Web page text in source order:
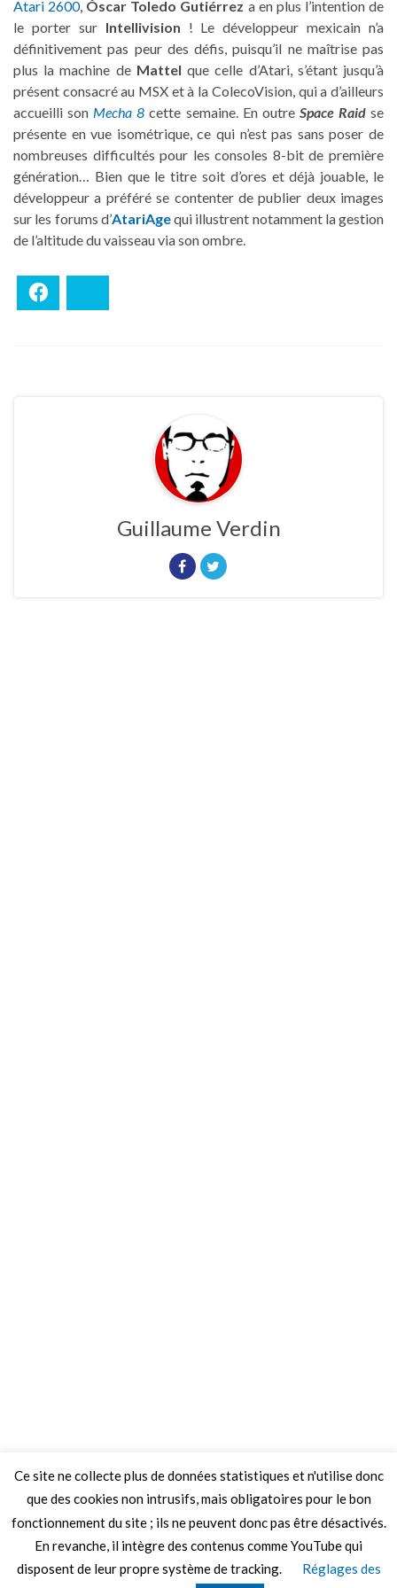
Atari 2600, Óscar Toledo Gutiérrez a en plus l’intention de
le porter sur Intellivision ! Le développeur mexicain n’a
définitivement pas peur des défis, puisqu’il ne maîtrise pas
plus la machine de Mattel que celle d’Atari, s’étant jusqu’à
présent consacré au MSX et à la ColecoVision, qui a d’ailleurs
accueilli son Mecha 8 cette semaine. En outre Space Raidse
présente en vue isométrique, ce qui n’est pas sans poser de
nombreuses difficultés pour les consoles 8-bit de première
génération… Bien que le titre soit d’ores et déjà jouable, le
développeur a préféré se contenter de publier deux images
sur les forums d’AtariAgequi illustrent notamment la gestion
de l’altitude du vaisseau via son ombre.
Guillaume Verdin
Ce site ne collecte plus de données statistiques et n'utilise donc
que des cookies non intrusifs, mais obligatoires pour le bon
fonctionnement du site ; ils ne peuvent donc pas être désactivés.
En revanche, il intègre des contenus comme YouTube qui
disposent de leur propre système de tracking.
Réglages des